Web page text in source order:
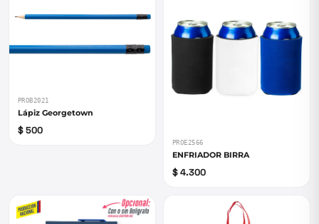
PROB2021
Lápiz Georgetown
$ 500
PROE2566
ENFRIADOR BIRRA
$ 4.300